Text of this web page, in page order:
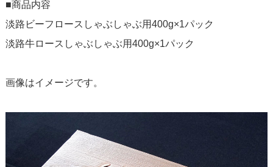
■商品内容
淡路ビーフロースしゃぶしゃぶ用400g×1パック
淡路牛ロースしゃぶしゃぶ用400g×1パック
画像はイメージです。